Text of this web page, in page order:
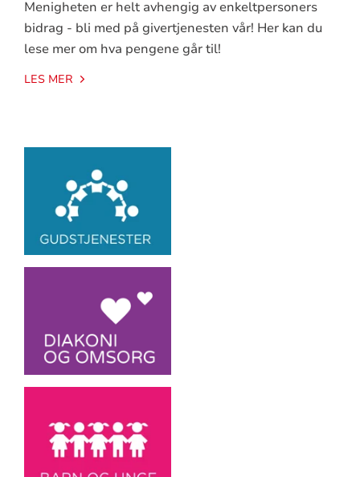
Menigheten er helt avhengig av enkeltpersoners
bidrag - bli med på givertjenesten vår! Her kan du
lese mer om hva pengene går til!
LES MER